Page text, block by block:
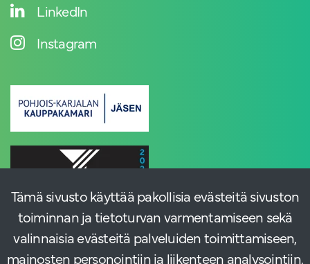
Tämä sivusto käyttää pakollisia evästeitä sivuston
toiminnan ja tietoturvan varmentamiseen sekä
valinnaisia evästeitä palveluiden toimittamiseen,
mainosten personointiin ja liikenteen analysointiin.
LinkedIn
Instagram